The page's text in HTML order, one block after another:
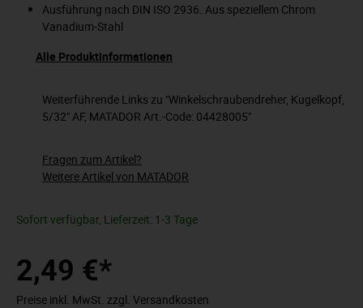
Ausführung nach DIN ISO 2936. Aus speziellem Chrom
Vanadium-Stahl
Alle Produktinformationen
Weiterführende Links zu "Winkelschraubendreher, Kugelkopf,
5/32" AF, MATADOR Art.-Code: 04428005"
Fragen zum Artikel?
Weitere Artikel von MATADOR
Sofort verfügbar, Lieferzeit: 1-3 Tage
2,49 €*
Preise inkl. MwSt. zzgl. Versandkosten